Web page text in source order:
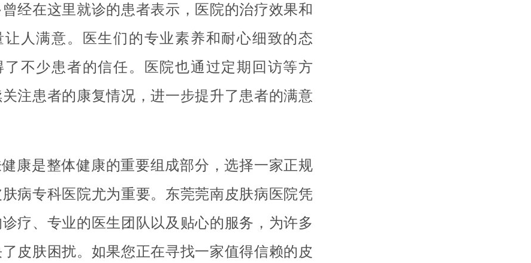
经在这里就诊的患者表示，医院的治疗效果和
让人满意。医生们的专业素养和耐心细致的态
了不少患者的信任。医院也通过定期回访等方
注患者的康复情况，进一步提升了患者的满意
健康是整体健康的重要组成部分，选择一家正规
病专科医院尤为重要。东莞莞南皮肤病医院凭
疗、专业的医生团队以及贴心的服务，为许多
皮肤困扰。如果您正在寻找一家值得信赖的皮